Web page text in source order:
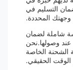
في
المحددة.
لضمان
الخاصة
الحقيقي.